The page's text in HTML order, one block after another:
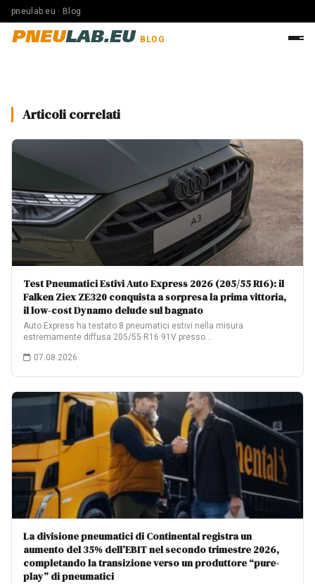
pneulab.eu · Blog
PNEULAB.EU BLOG
Articoli correlati
Test Pneumatici Estivi Auto Express 2026 (205/55 R16): il
Falken Ziex ZE320 conquista a sorpresa la prima vittoria,
il low-cost Dynamo delude sul bagnato
Auto Express ha testato 8 pneumatici estivi nella misura
estremamente diffusa 205/55 R16 91V presso…
07.08.2026
La divisione pneumatici di Continental registra un
aumento del 35% dell’EBIT nel secondo trimestre 2026,
completando la transizione verso un produttore “pure-
play” di pneumatici